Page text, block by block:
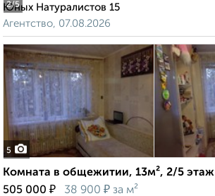
2/5
Юных Натуралистов 15
Агентство, 07.08.2026
5
Комната в общежитии, 13м², 2/5 этаж
505 000 ₽ 38 900 ₽ за м²